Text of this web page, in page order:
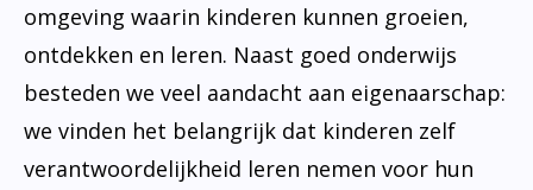
omgeving waarin kinderen kunnen groeien,
ontdekken en leren. Naast goed onderwijs
besteden we veel aandacht aan eigenaarschap:
we vinden het belangrijk dat kinderen zelf
verantwoordelijkheid leren nemen voor hun